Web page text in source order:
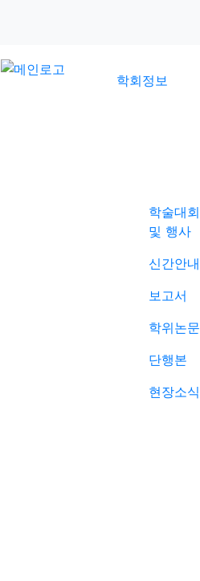
학회정보
학술대회
및 행사
신간안내
보고서
학위논문
단행본
현장소식